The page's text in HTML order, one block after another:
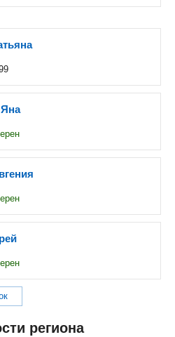
региона